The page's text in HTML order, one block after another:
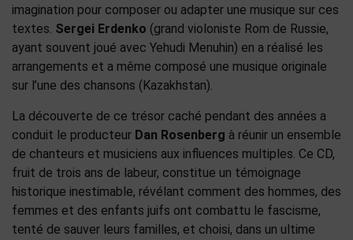
imagination pour composer ou adapter une musique sur ces
textes. Sergei Erdenko (grand violoniste Rom de Russie,
ayant souvent joué avec Yehudi Menuhin) en a réalisé les
arrangements et a même composé une musique originale
sur l’une des chansons (Kazakhstan).
La découverte de ce trésor caché pendant des années a
conduit le producteur Dan Rosenberg à réunir un ensemble
de chanteurs et musiciens aux influences multiples. Ce CD,
fruit de trois ans de labeur, constitue un témoignage
historique inestimable, révélant comment des hommes, des
femmes et des enfants juifs ont combattu le fascisme,
tenté de sauver leurs familles, et choisi, dans un ultime